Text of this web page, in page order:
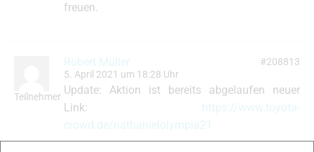
freuen.
Teilnehmer
Robert Müller
5. April 2021 um 18:28 Uhr
#208813
Update: Aktion ist bereits abgelaufen neuer
Link: https://www.toyota-
crowd.de/nathanielolympia21